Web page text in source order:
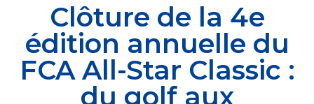
Clôture de la 4e
édition annuelle du
FCA All-Star Classic :
du golf aux